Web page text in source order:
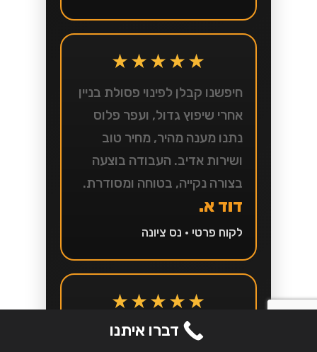
★★★★★
חיפשנו קבלן לפינוי פסולת בניין
אחרי שיפוץ גדול, ועפר פלוס
נתנו מענה מהיר, מחיר טוב
ושירות אדיב. העבודה בוצעה
בצורה נקייה, בטוחה ומסודרת.
דוד א.
לקוח פרטי • נס ציונה
★★★★★
שירות מצוין, זמינות גבוהה ויחס
דברו איתנו